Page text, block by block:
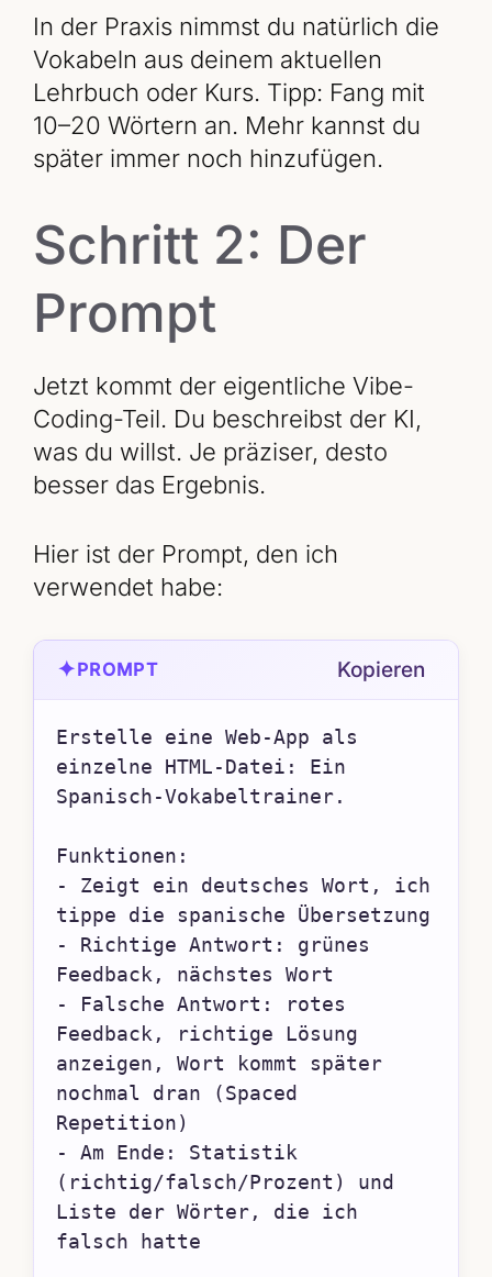
In der Praxis nimmst du natürlich die
Vokabeln aus deinem aktuellen
Lehrbuch oder Kurs. Tipp: Fang mit
10–20 Wörtern an. Mehr kannst du
später immer noch hinzufügen.
Schritt 2: Der
Prompt
Jetzt kommt der eigentliche Vibe-
Coding-Teil. Du beschreibst der KI,
was du willst. Je präziser, desto
besser das Ergebnis.
Hier ist der Prompt, den ich
verwendet habe:
✦ PROMPT Kopieren
Erstelle eine Web-App als
einzelne HTML-Datei: Ein
Spanisch-Vokabeltrainer.
Funktionen:
- Zeigt ein deutsches Wort, ich
tippe die spanische Übersetzung
- Richtige Antwort: grünes
Feedback, nächstes Wort
- Falsche Antwort: rotes
Feedback, richtige Lösung
anzeigen, Wort kommt später
nochmal dran (Spaced
Repetition)
- Am Ende: Statistik
(richtig/falsch/Prozent) und
Liste der Wörter, die ich
falsch hatte